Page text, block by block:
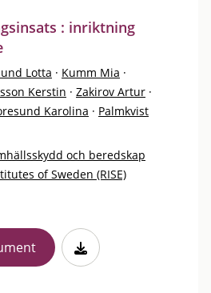
: inriktning
Lotta · Kumm Mia ·
Kerstin · Zakirov Artur ·
Karolina · Palmkvist
och beredskap
of Sweden (RISE)